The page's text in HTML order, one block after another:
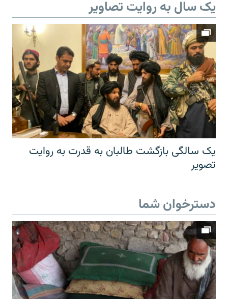
یک سال به روایت تصاویر
یک سالگی بازگشت طالبان به قدرت به روایت
تصویر
دسترخوان شما